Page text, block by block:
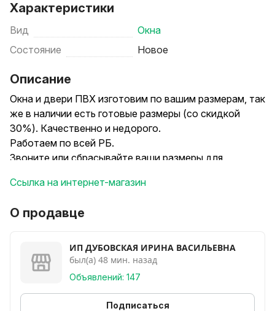
Характеристики
Вид
Окна
Состояние
Новое
Описание
Окна и двери ПВХ изготовим по вашим размерам, так
же в наличии есть готовые размеры (со скидкой
30%). Качественно и недорого.
Работаем по всей РБ.
Звоните или сбрасывайте ваши размеры для
Ссылка на интернет-магазин
О продавце
ИП ДУБОВСКАЯ ИРИНА ВАСИЛЬЕВНА
был(а) 48 мин. назад
Объявлений: 147
Подписаться